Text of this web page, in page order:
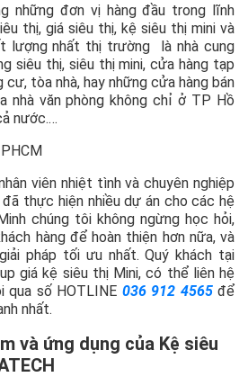
những đơn vị hàng đầu trong lĩnh
thị, giá siêu thị, kệ siêu thị mini và
lượng nhất thị trường là nhà cung
siêu thị, siêu thị mini, cửa hàng tạp
cư, tòa nhà, hay những cửa hàng bán
nhà văn phòng không chỉ ở TP Hồ
nước.…
viên nhiệt tình và chuyên nghiệp
thực hiện nhiều dự án cho các hệ
chúng tôi không ngừng học hỏi,
hàng để hoàn thiện hơn nữa, và
pháp tối ưu nhất. Quý khách tại
giá kệ siêu thị Mini, có thể liên hệ
số HOTLINE 036 912 4565để
nhất.
và ứng dụng của Kệ siêu